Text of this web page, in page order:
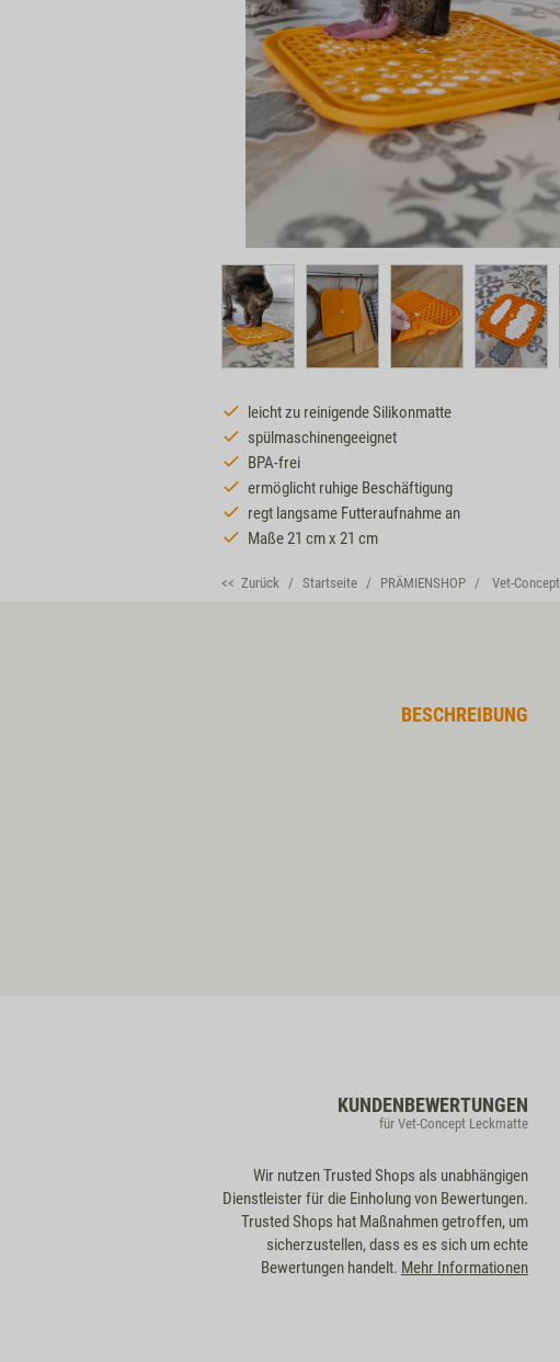
leicht zu reinigende Silikonmatte
spülmaschinengeeignet
BPA-frei
ermöglicht ruhige Beschäftigung
regt langsame Futteraufnahme an
Maße 21 cm x 21 cm
<< Zurück Startseite PRÄMIENSHOP Vet-
BESCHREIBUNG
KUNDENBEWERTUNGEN
für Vet-Concept Leckmatte
Wir nutzen Trusted Shops als unabhängigen
Dienstleister für die Einholung von Bewertungen.
Trusted Shops hat Maßnahmen getroffen, um
sicherzustellen, dass es es sich um echte
Bewertungen handelt. Mehr Informationen